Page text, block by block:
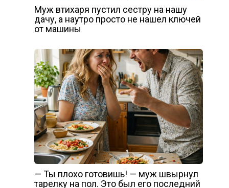
Муж втихаря пустил сестру на нашу
дачу, а наутро просто не нашел ключей
от машины
— Ты плохо готовишь! — муж швырнул
тарелку на пол. Это был его последний